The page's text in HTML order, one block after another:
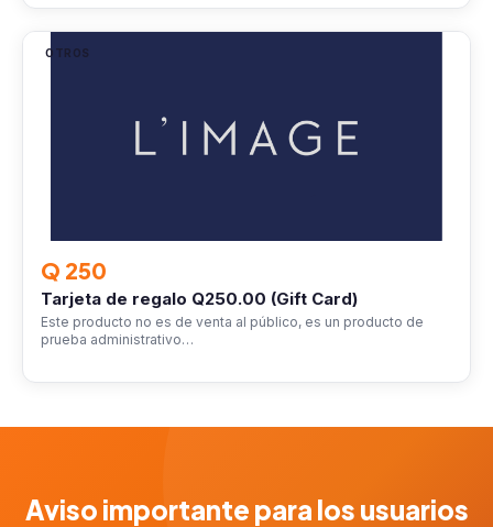
OTROS
Q 250
Tarjeta de regalo Q250.00 (Gift Card)
Este producto no es de venta al público, es un producto de
prueba administrativo…
Aviso importante para los usuarios